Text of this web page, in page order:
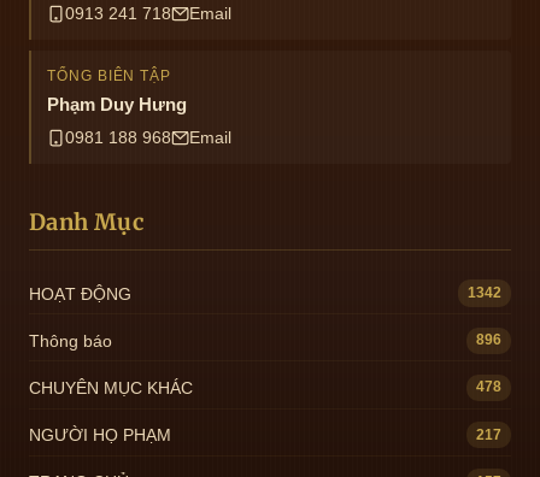
0913 241 718 Email
TỔNG BIÊN TẬP
Phạm Duy Hưng
0981 188 968 Email
Danh Mục
HOẠT ĐỘNG 1342
Thông báo 896
CHUYÊN MỤC KHÁC 478
NGƯỜI HỌ PHẠM 217